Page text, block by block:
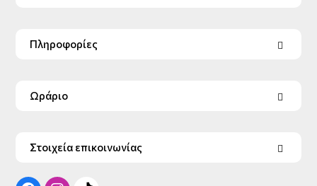
Πληροφορίες
Ωράριο
Στοιχεία επικοινωνίας